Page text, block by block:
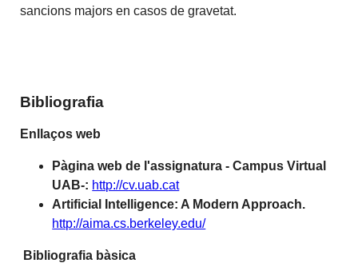
sancions majors en casos de gravetat.
Bibliografia
Enllaços web
Pàgina web de l'assignatura - Campus Virtual
UAB-: http://cv.uab.cat
Artificial Intelligence: A Modern Approach.
http://aima.cs.berkeley.edu/
Bibliografia bàsica